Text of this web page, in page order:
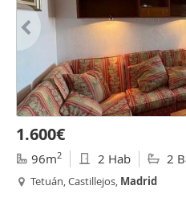
1.600€
96m2 2 Hab 2
Tetuán, Castillejos, Madrid